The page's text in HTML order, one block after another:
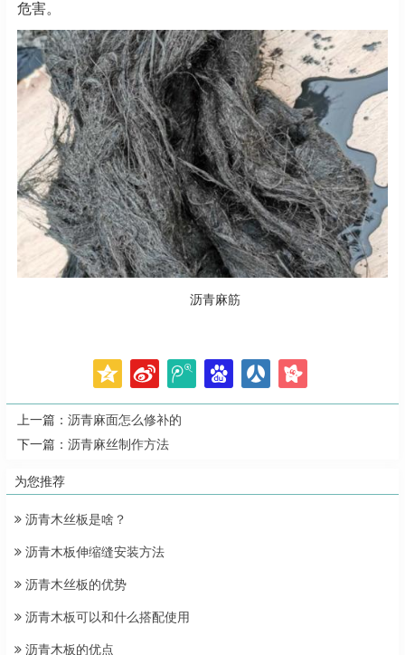
危害。
沥青麻筋
上一篇： 沥青麻面怎么修补的
下一篇： 沥青麻丝制作方法
为您推荐
沥青木丝板是啥？
沥青木板伸缩缝安装方法
沥青木丝板的优势
沥青木板可以和什么搭配使用
沥青木板的优点